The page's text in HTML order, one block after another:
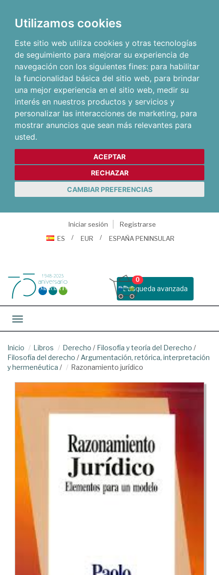
Utilizamos cookies
Este sitio web utiliza cookies y otras tecnologías
de seguimiento para mejorar su experiencia de
navegación con los siguientes fines: para habilitar
la funcionalidad básica del sitio web, para brindar
una mejor experiencia en el sitio web, medir su
interés en nuestros productos y servicios y
personalizar las interacciones de marketing, para
mostrar anuncios que sean más relevantes para
usted.
ACEPTAR
RECHAZAR
CAMBIAR PREFERENCIAS
Iniciar sesión
Registrarse
ES
EUR ESPAÑA PENINSULAR
Busqueda avanzada
0
Toggle navigation
Inicio Libros Derecho / Filosofía y teoría del Derecho /
Filosofía del derecho / Argumentación, retórica, interpretación
y hermenéutica / Razonamiento jurídico